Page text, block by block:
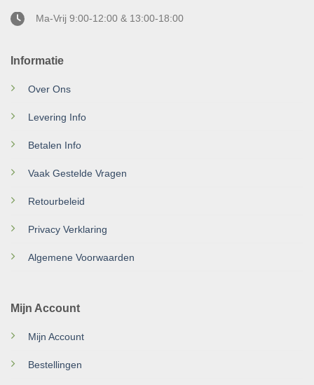
Informatie
Over Ons
Levering Info
Betalen Info
Vaak Gestelde Vragen
Retourbeleid
Privacy Verklaring
Algemene Voorwaarden
Mijn Account
Mijn Account
Bestellingen
Ma-Vrij 9:00-12:00 & 13:00-18:00